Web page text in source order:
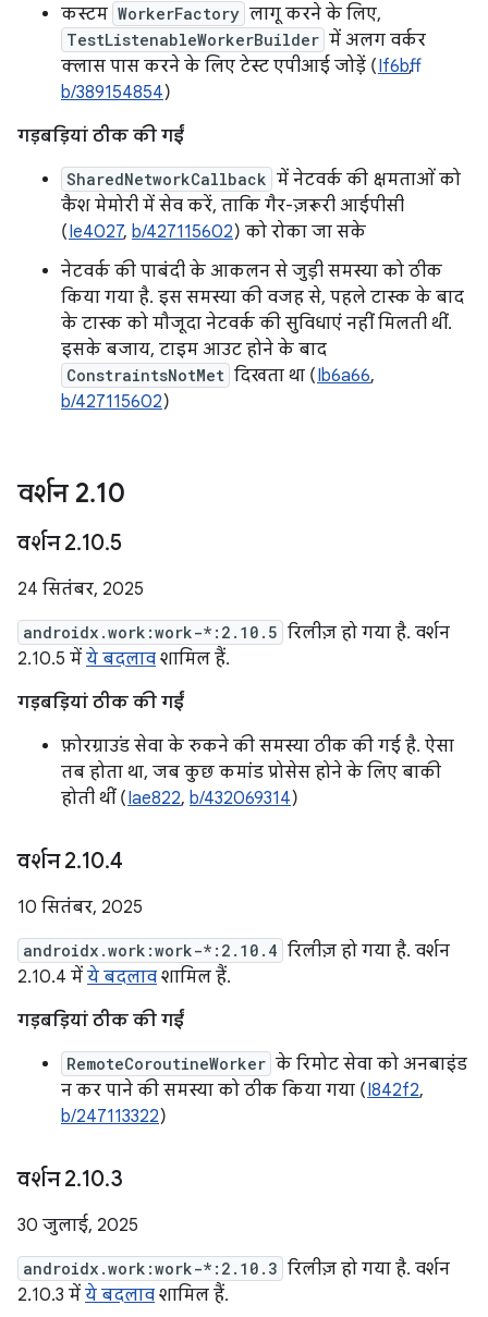
कस्टम WorkerFactory लागू करने के लिए,
TestListenableWorkerBuilder में अलग वर्कर
क्लास पास करने के लिए टेस्ट एपीआई जोड़ें (If6bff,
b/389154854)
गड़बड़ियां ठीक की गईं
SharedNetworkCallback में नेटवर्क की क्षमताओं को
कैश मेमोरी में सेव करें, ताकि गैर-ज़रूरी आईपीसी
(Ie4027, b/427115602) को रोका जा सके
नेटवर्क की पाबंदी के आकलन से जुड़ी समस्या को ठीक
किया गया है. इस समस्या की वजह से, पहले टास्क के बाद
के टास्क को मौजूदा नेटवर्क की सुविधाएं नहीं मिलती थीं.
इसके बजाय, टाइम आउट होने के बाद
ConstraintsNotMet दिखता था (Ib6a66,
b/427115602)
वर्शन 2.10
वर्शन 2.10.5
24 सितंबर, 2025
androidx.work:work-*:2.10.5 रिलीज़ हो गया है. वर्शन
2.10.5 में ये बदलाव शामिल हैं.
गड़बड़ियां ठीक की गईं
फ़ोरग्राउंड सेवा के रुकने की समस्या ठीक की गई है. ऐसा
तब होता था, जब कुछ कमांड प्रोसेस होने के लिए बाकी
होती थीं (Iae822, b/432069314)
वर्शन 2.10.4
10 सितंबर, 2025
androidx.work:work-*:2.10.4 रिलीज़ हो गया है. वर्शन
2.10.4 में ये बदलाव शामिल हैं.
गड़बड़ियां ठीक की गईं
RemoteCoroutineWorker के रिमोट सेवा को अनबाइंड
न कर पाने की समस्या को ठीक किया गया (I842f2,
b/247113322)
वर्शन 2.10.3
30 जुलाई, 2025
androidx.work:work-*:2.10.3 रिलीज़ हो गया है. वर्शन
2.10.3 में ये बदलाव शामिल हैं.